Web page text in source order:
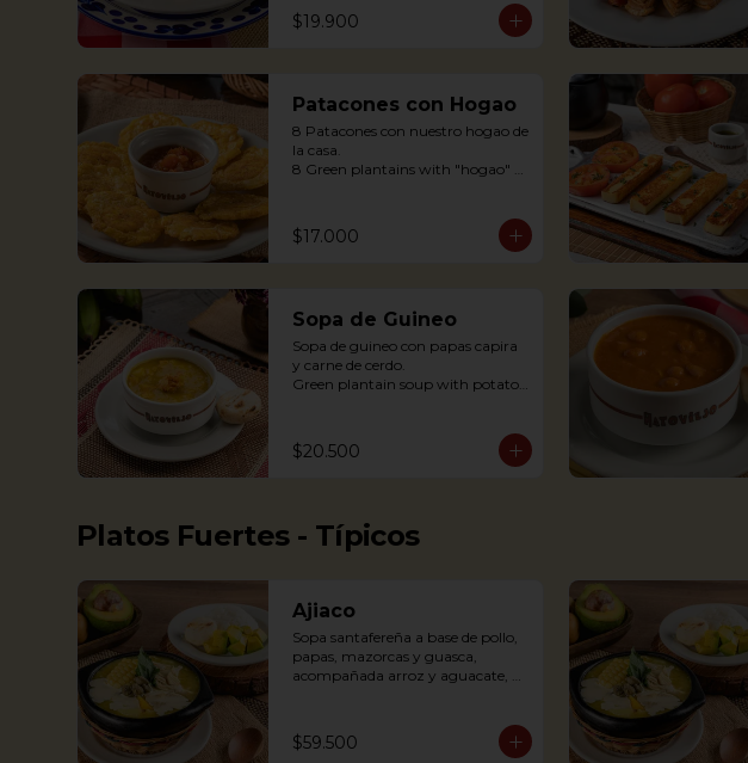
$19.900
Patacones con Hogao
8 Patacones con nuestro hogao de
la casa.
8 Green plantains with "hogao"
$17.000
Sopa de Guineo
Sopa de guineo con papas capira
y carne de cerdo.
Green plantain soup with potato
$20.500
Platos Fuertes - Típicos
Ajiaco
Sopa santafereña a base de pollo,
papas, mazorcas y guasca,
acompañada arroz y aguacate,
An Ajiaco is Bogota’s chicken and
potato soup with corn on the cob
$59.500